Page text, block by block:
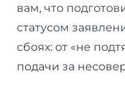
вам, что
статусом
сбоях: от «не
подачи за